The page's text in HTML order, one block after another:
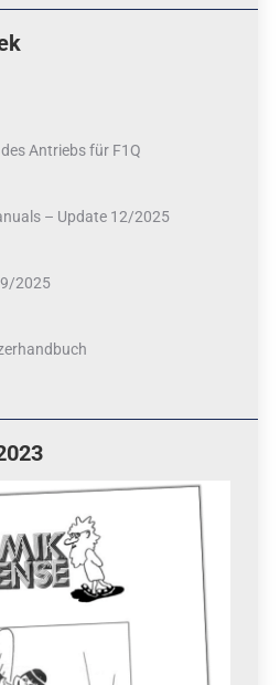
Antriebs für F1Q
– Update 12/2025
9/2025